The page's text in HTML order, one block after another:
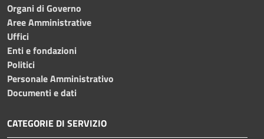
Organi di Governo
Aree Amministrative
Uffici
Enti e fondazioni
Politici
Personale Amministrativo
Documenti e dati
CATEGORIE DI SERVIZIO